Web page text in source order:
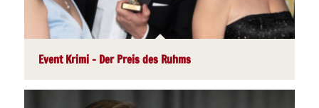
Event Krimi – Der Preis des Ruhms